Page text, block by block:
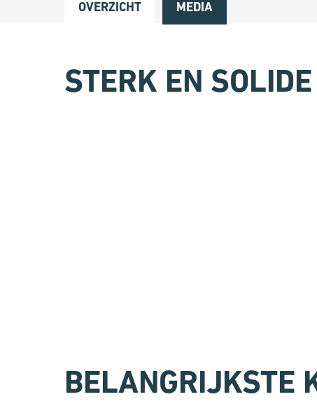
OVERZICHT MEDIA
STERK EN SOLIDE
BELANGRIJKSTE